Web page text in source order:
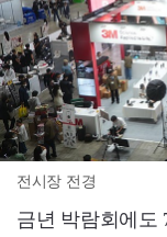
전시장 전경
금년 박람회에도